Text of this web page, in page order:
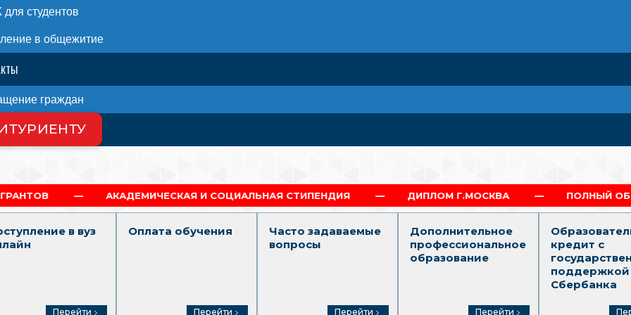
студентов
в общежитие
граждан
АКАДЕМИЧЕСКАЯ И СОЦИАЛЬНАЯ СТИПЕНДИЯ ДИПЛОМ Г.МОСКВА ПОЛНЫЙ ОБРАЗОВАТЕЛЬНЫЙ
в вуз
Перейти
Оплата обучения
Перейти
Часто задаваемые
вопросы
Перейти
Дополнительное
профессиональное
образование
Перейти
кредит с
поддержкой
Сбербанка